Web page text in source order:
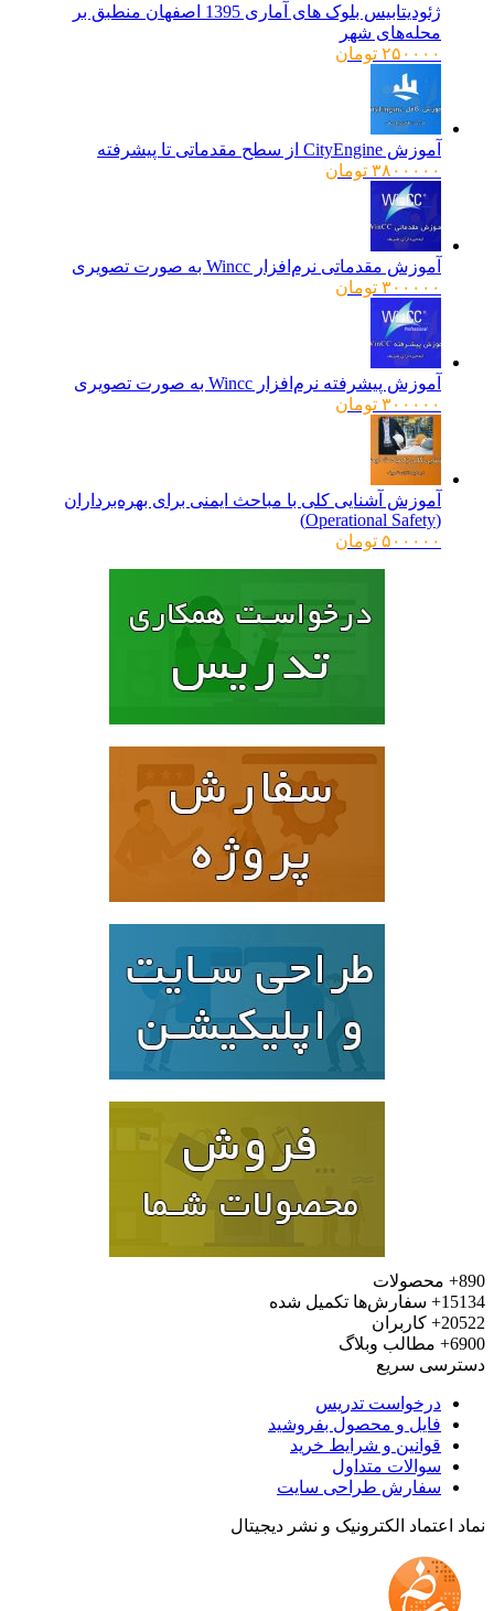
ژئودیتابیس بلوک های آماری 1395 اصفهان منطبق بر
محله‌های شهر
۲۵۰۰۰۰ تومان
آموزش CityEngine از سطح مقدماتی تا پیشرفته
۳۸۰۰۰۰۰ تومان
آموزش مقدماتی نرم‌افزار Wincc به صورت تصویری
۳۰۰۰۰۰ تومان
آموزش پیشرفته نرم‌افزار Wincc به صورت تصویری
۳۰۰۰۰۰ تومان
آموزش آشنایی کلی با مباحث ایمنی برای بهره‌برداران
۵۰۰۰۰۰ تومان
محصولات
سفارش‌ها تکمیل شده
کاربران
مطالب وبلاگ
سریع
درخواست تدریس
فایل و محصول بفروشید
قوانین و شرایط خرید
سوالات متداول
سفارش طراحی سایت
اعتماد الکترونیک و نشر دیجیتال